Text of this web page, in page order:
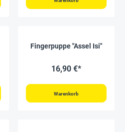
Fingerpuppe "Assel Isi"
16,90 €*
Warenkorb